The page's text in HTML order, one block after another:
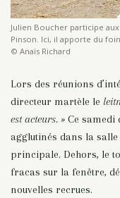
Julien Boucher participe
Pinson. Ici, il apporte du
© Anaïs Richard
Lors des réunions
directeur martèle le
est acteurs. » Ce samedi
agglutinés dans la
principale. Dehors, le
fracas sur la fenêtre,
nouvelles recrues.